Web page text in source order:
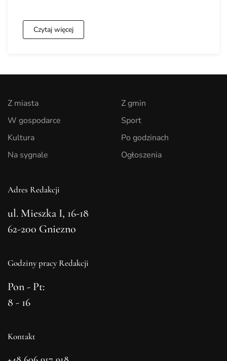
Czytaj więcej
Z miasta
W gospodarce
Kultura
Na sygnale
Z gmin
Sport
Po godzinach
Ogłoszenia
Adres Redakcji
ul. Mieszka I, 16-18
62-200 Gniezno
Godziny pracy Redakcji
Pon - Pt:
8 - 16
Kontakt